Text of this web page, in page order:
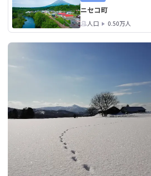
ニセコ町
人口 0.50万人